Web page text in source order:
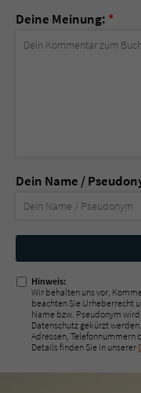
Deine Meinung: *
Dein Name /
Nicht
ausfüllen!
Hinweis:
Wir behalten uns vor,
beachten Sie Urheberrecht
Name bzw. Pseudonym
Datenschutz gekürzt
Adressen, Telefonnummern
Details finden Sie in unserer